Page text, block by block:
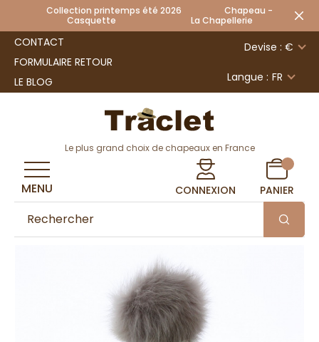
Collection printemps été 2026 Chapeau -
Casquette La Chapellerie
CONTACT
FORMULAIRE RETOUR
LE BLOG
Devise : €
Langue : FR
Le plus grand choix de chapeaux en France
CONNEXION PANIER
MENU